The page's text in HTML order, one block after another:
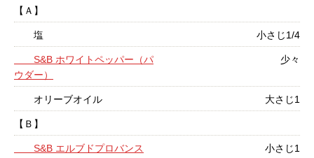
【Ａ】
塩 小さじ1/4
S&B ホワイトペッパー（パ
ウダー）
少々
オリーブオイル 大さじ1
【Ｂ】
S&B エルブドプロバンス 小さじ1